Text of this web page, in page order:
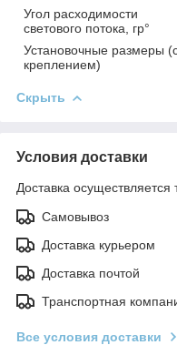
Угол расходимости
светового потока, гр°
Установочные размеры
креплением)
Скрыть
Условия доставки
Доставка осуществляется
Самовывоз
Доставка курьером
Доставка почтой
Транспортная
Все условия доставки